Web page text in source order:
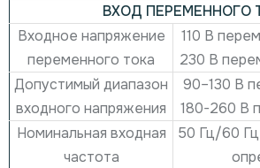
ВХОД ПЕРЕМЕННОГО
Входное напряжение
переменного тока
110 В
230 В
Допустимый диапазон
входного напряжения
90–130 В
180-260 В
Номинальная входная
частота
50 Гц/60